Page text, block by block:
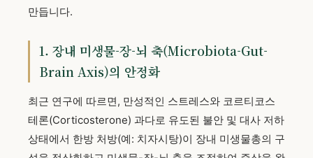
만듭니다.
1. 장내 미생물-장-뇌 축(Microbiota-Gut-
Brain Axis)의 안정화
최근 연구에 따르면, 만성적인 스트레스와 코르티코스
테론(Corticosterone) 과다로 유도된 불안 및 대사 저하
상태에서 한방 처방(예: 치자시탕)이 장내 미생물총의 구